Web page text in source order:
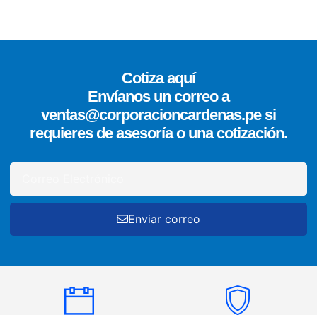
Cotiza aquí
Envíanos un correo a
ventas@corporacioncardenas.pe si
requieres de asesoría o una cotización.
Enviar correo